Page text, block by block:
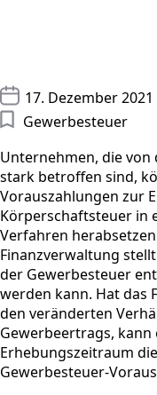
17. Dezember 2021
Gewerbesteuer
Unternehmen, die von
stark betroffen sind,
Vorauszahlungen zur
Körperschaftsteuer in
Verfahren
Finanzverwaltung
der Gewerbesteuer
werden kann. Hat das
den veränderten
Gewerbeertrags,
Erhebungszeitraum
Gewerbesteuer-